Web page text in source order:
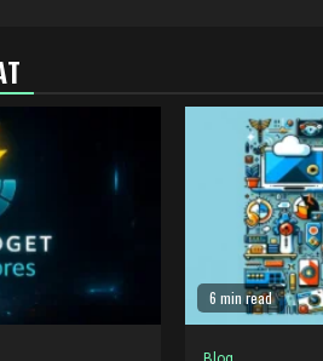
6 min read